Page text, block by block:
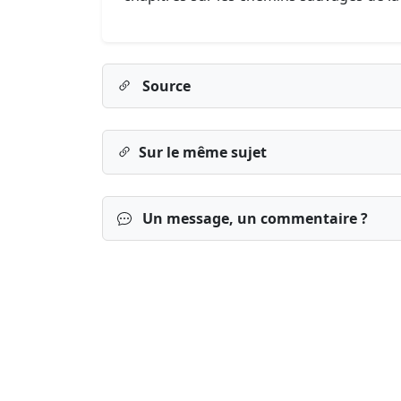
Source
Sur le même sujet
Un message, un commentaire ?